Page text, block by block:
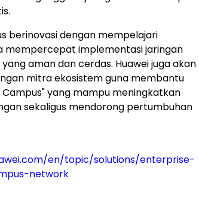
berinovasi dengan mempelajari
mempercepat implementasi jaringan
aman dan cerdas. Huawei juga akan
mitra ekosistem guna membantu
yang mampu meningkatkan
sekaligus mendorong pertumbuhan
en/topic/solutions/enterprise-
network